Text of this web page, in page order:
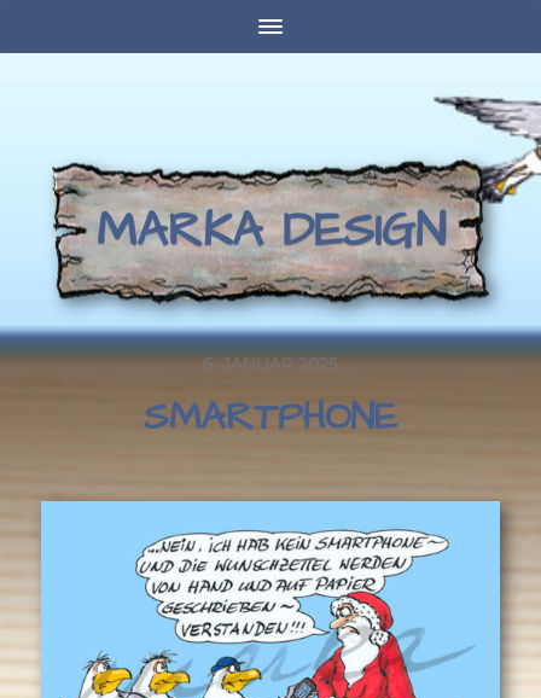
MARKA DESIGN
6. JANUAR 2025
SMARTPHONE